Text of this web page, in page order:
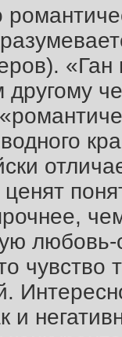
другому
чувство
и